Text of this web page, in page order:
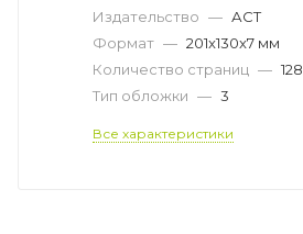
Издательство — АСТ
Формат — 201x130x7 мм
Количество страниц — 128
Тип обложки — 3
Все характеристики